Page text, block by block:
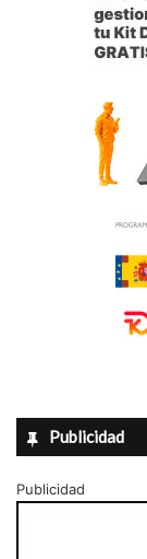
Publicidad
Publicidad